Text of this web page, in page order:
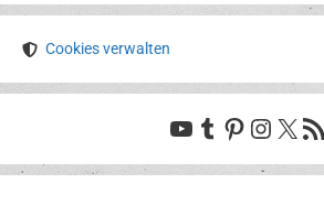
Cookies verwalten
YouTube
Tumblr
Pinterest
X